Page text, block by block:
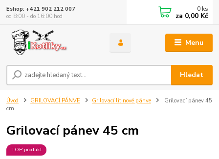
Menu
Hledat
Eshop: +421 902 212 007
od 8:00 - do 16:00 hod
0 ks
za 0,00 Kč
Úvod GRILOVACÍ PÁNVE Grilovací litinové pánve
Grilovací pánev 45
cm
Grilovací pánev 45 cm
TOP produkt